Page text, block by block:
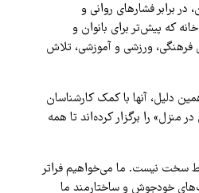
برابر فشارهای روانی و
که پیش‌تر برای بانوان و
فرهنگی، ورزشی و آموزشی، تلاش
دلیل، آنها با کمک کارشناسان
را برگزار کرده‌اند تا همه
سخت نیست. ما می‌خواهیم فراتر
خودجوش و ساختارمند ما